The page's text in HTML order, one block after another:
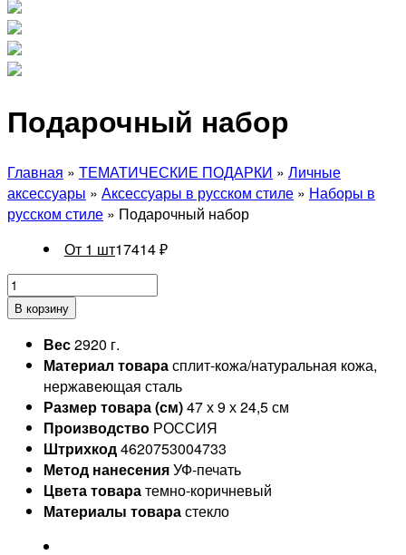
Подарочный набор
Главная » ТЕМАТИЧЕСКИЕ ПОДАРКИ » Личные
аксессуары » Аксессуары в русском стиле » Наборы в
русском стиле » Подарочный набор
От 1 шт17414₽
В корзину
Вес2920 г.
Материал товарасплит-кожа/натуральная кожа,
нержавеющая сталь
Размер товара (см)47 х 9 х 24,5 см
Производство РОССИЯ
Штрихкод4620753004733
Метод нанесенияУФ-печать
Цвета товаратемно-коричневый
Материалы товарастекло